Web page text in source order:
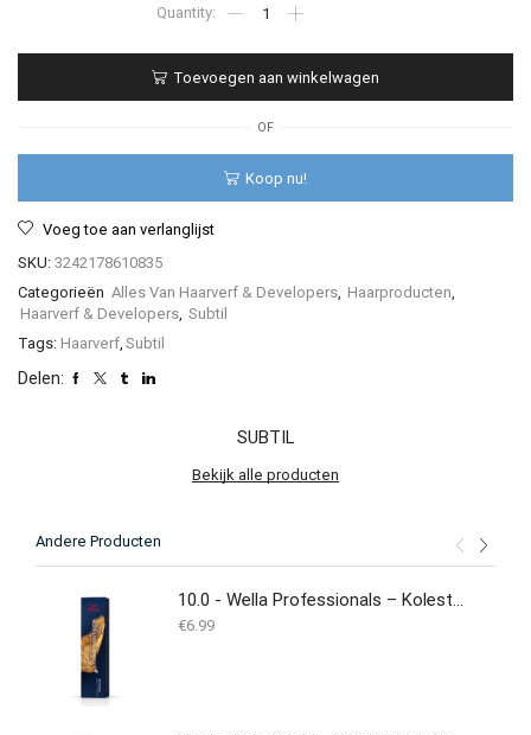
Color
-
Infinite
60
Toevoegen aan winkelwagen
OF
Koop nu!
Voeg toe aan verlanglijst
SKU: 3242178610835
Categorieën Alles Van Haarverf & Developers, Haarproducten,
Haarverf & Developers, Subtil
Tags: Haarverf, Subtil
Delen:
SUBTIL
Bekijk alle producten
Andere Producten
10.0 - Wella Professionals – Koleston Perfect – 60ml
€6.99